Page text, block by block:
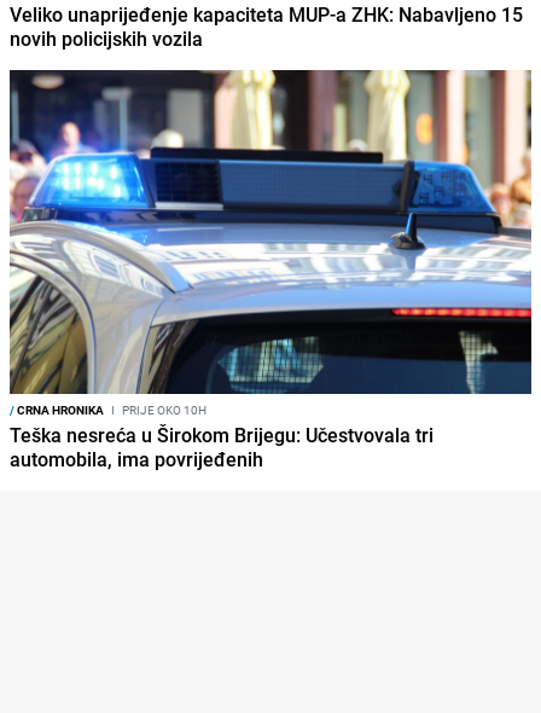
Veliko unaprijeđenje kapaciteta MUP-a ZHK: Nabavljeno 15
novih policijskih vozila
/CRNA HRONIKA I PRIJE OKO 10H
Teška nesreća u Širokom Brijegu: Učestvovala tri
automobila, ima povrijeđenih